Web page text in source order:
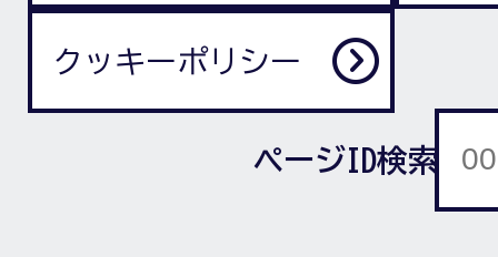
クッキーポリシー
ページID検索